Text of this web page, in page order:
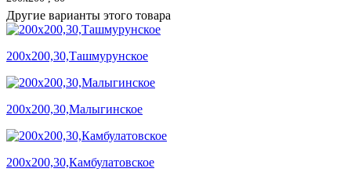
Другие варианты этого товара
200х200,30,Ташмурунское
200х200,30,Малыгинское
200х200,30,Камбулатовское